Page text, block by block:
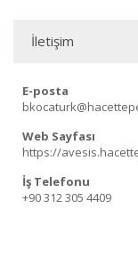
İletişim
E-posta
Web Sayfası
https://
İş Telefonu
+90 312 305 4409